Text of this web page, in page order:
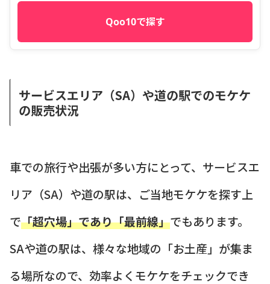
Qoo10で探す
サービスエリア（SA）や道の駅でのモケケ
の販売状況
車での旅行や出張が多い方にとって、サービスエ
リア（SA）や道の駅は、ご当地モケケを探す上
で「超穴場」であり「最前線」でもあります。
SAや道の駅は、様々な地域の「お土産」が集ま
る場所なので、効率よくモケケをチェックでき